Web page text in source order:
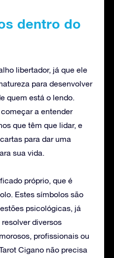
dentro do
libertador, já que ele
para desenvolver
quem está o lendo.
a entender
que têm que lidar, e
para dar uma
sua vida.
próprio, que é
Estes símbolos são
psicológicas, já
diversos
profissionais ou
Cigano não precisa